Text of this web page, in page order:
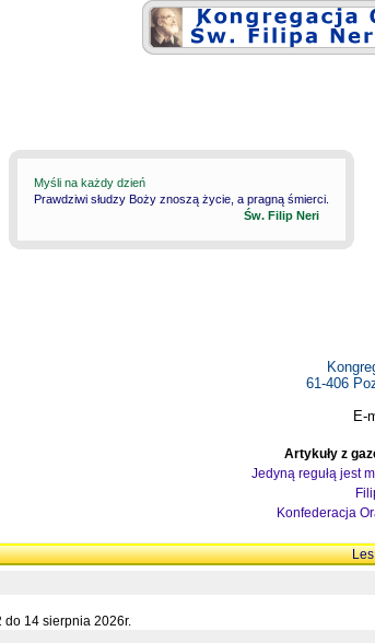
Myśli na każdy dzień
Prawdziwi słudzy Boży znoszą życie, a pragną śmierci.
Św. Filip Neri
61-406
E-
Artykuły z
Jedyną regułą jest
Konfederacja
do 14 sierpnia 2026r.